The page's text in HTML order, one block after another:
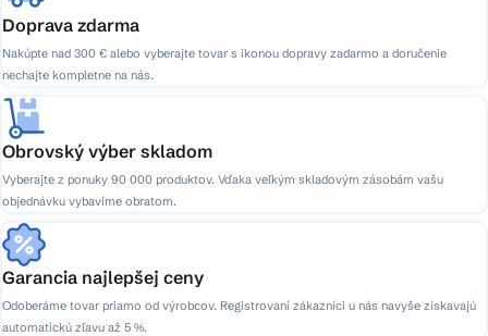
Doprava zdarma
Nakúpte nad 300 € alebo vyberajte tovar s ikonou dopravy zadarmo a doručenie
nechajte kompletne na nás.
Obrovský výber skladom
Vyberajte z ponuky 90 000 produktov. Vďaka veľkým skladovým zásobám vašu
objednávku vybavíme obratom.
Garancia najlepšej ceny
Odoberáme tovar priamo od výrobcov. Registrovaní zákazníci u nás navyše získavajú
automatickú zľavu až 5 %.